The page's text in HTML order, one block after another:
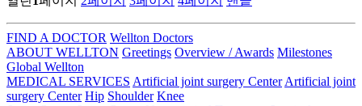
FIND A DOCTOR Wellton Doctors
ABOUT WELLTON Greetings Overview / Awards Milestones
Global Wellton
MEDICAL SERVICES Artificial joint surgery Center Artificial joint
surgery Center Hip Shoulder Knee